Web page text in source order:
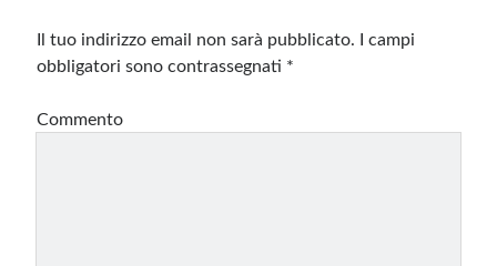
Il tuo indirizzo email non sarà pubblicato.
I campi
obbligatori sono contrassegnati *
Commento